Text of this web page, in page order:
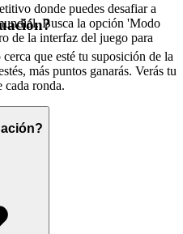
donde puedes desafiar a
Busca la opción 'Modo
de la interfaz del juego para
que esté tu suposición de la
más puntos ganarás. Verás tu
cada ronda.